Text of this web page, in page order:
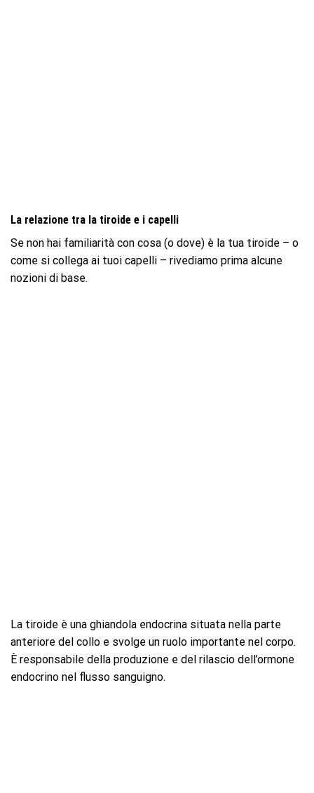
La relazione tra la tiroide e i capelli
Se non hai familiarità con cosa (o dove) è la tua tiroide – o
come si collega ai tuoi capelli – rivediamo prima alcune
nozioni di base.
La tiroide è una ghiandola endocrina situata nella parte
anteriore del collo e svolge un ruolo importante nel corpo.
È responsabile della produzione e del rilascio dell’ormone
endocrino nel flusso sanguigno.